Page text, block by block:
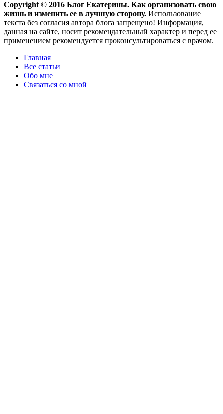
Copyright © 2016 Блог Екатерины. Как организовать свою
жизнь и изменить ее в лучшую сторону. Использование
текста без согласия автора блога запрещено! Информация,
данная на сайте, носит рекомендательный характер и перед ее
применением рекомендуется проконсультироваться с врачом.
Главная
Все статьи
Обо мне
Связаться со мной